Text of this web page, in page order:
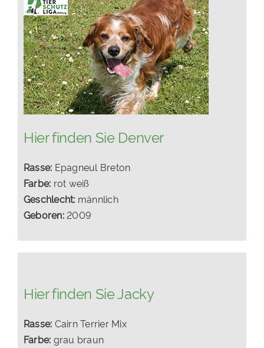
Hier finden Sie Denver
Rasse: Epagneul Breton
Farbe: rot weiß
Geschlecht: männlich
Geboren:2009
Hier finden Sie Jacky
Rasse: Cairn Terrier Mix
Farbe: grau braun